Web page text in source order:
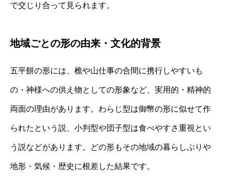
で交じり合って見られます。
地域ごとの形の由来・文化的背景
五平餅の形には、樵や山仕事の合間に携行しやすいも
の・神様への供え物としての形象など、実用的・精神的
両面の理由があります。わらじ型は御幣の形に似せて作
られたという説、小判型や団子型は食べやすさ重視とい
う説などがあります。どの形もその地域の暮らしぶりや
地形・気候・歴史に根差した結果です。